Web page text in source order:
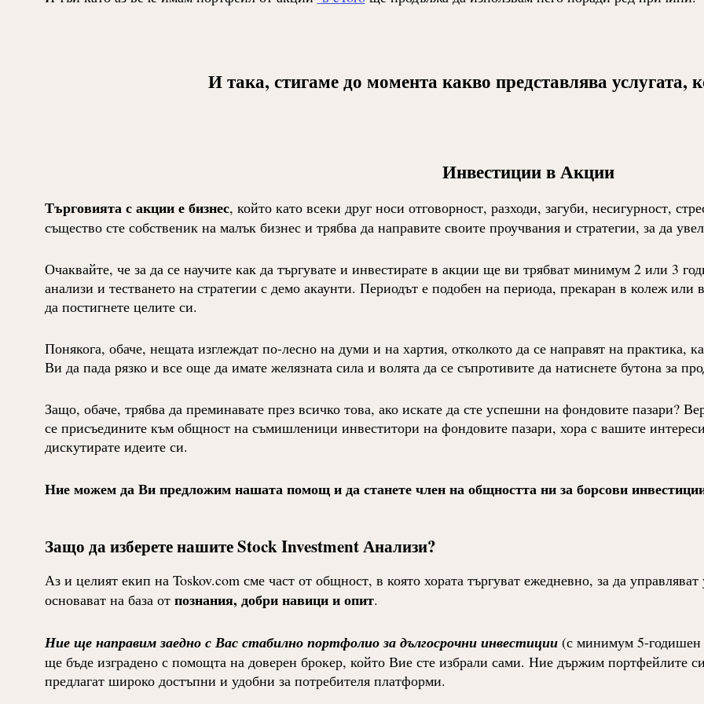
И така, стигаме до момента какво представлява услугата,
Инвестиции в Акции
Търговията с акции е бизнес, който като всеки друг носи отговорност, разходи, загуби, несигурност,
същество сте собственик на малък бизнес и трябва да направите своите проучвания и стратегии, за да
Очаквайте, че за да се научите как да търгувате и инвестирате в акции ще ви трябват минимум 2 или 3
анализи и тестването на стратегии с демо акаунти. Периодът е подобен на периода, прекаран в колеж или
да постигнете целите си.
Понякога, обаче, нещата изглеждат по-лесно на думи и на хартия, отколкото да се направят на практика,
Ви да пада рязко и все още да имате желязната сила и волята да се съпротивите да натиснете бутона за
Защо, обаче, трябва да преминавате през всичко това, ако искате да сте успешни на фондовите пазари?
се присъедините към общност на съмишленици инвеститори на фондовите пазари, хора с вашите
дискутирате идеите си.
Ние можем да Ви предложим нашата помощ и да станете член на общността ни за борсови
Защо да изберете нашите Stock Investment Анализи?
Аз и целият екип на Toskov.com сме част от общност, в която хората търгуват ежедневно, за да
основават на база от познания, добри навици и опит.
Ние ще направим заедно с Вас стабилно портфолио за дългосрочни инвестиции(с минимум 5-годишен
ще бъде изградено с помощта на доверен брокер, който Вие сте избрали сами. Ние държим портфейлите
предлагат широко достъпни и удобни за потребителя платформи.